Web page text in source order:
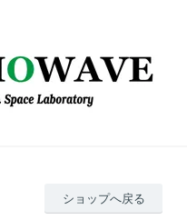
ショップへ戻る